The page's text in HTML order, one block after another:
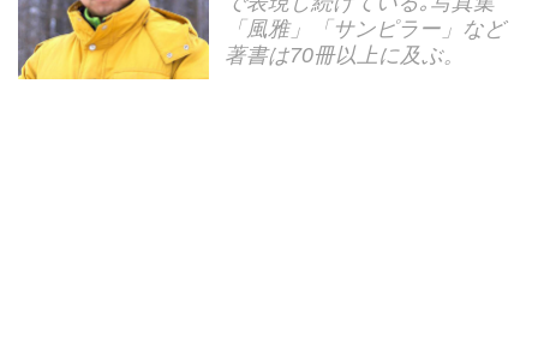
「風雅」「サンピラー」など
著書は70冊以上に及ぶ。